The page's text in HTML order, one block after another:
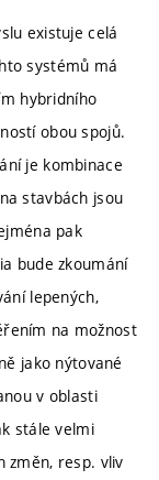
existuje celá
systémů má
hybridního
obou spojů.
je kombinace
stavbách jsou
pak
bude zkoumání
lepených,
na možnost
jako nýtované
v oblasti
stále velmi
změn, resp. vliv